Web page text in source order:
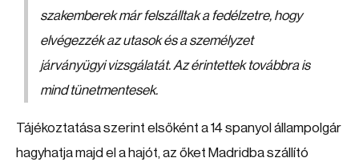
szakemberek már felszálltak a fedélzetre, hogy
elvégezzék az utasok és a személyzet
járványügyi vizsgálatát. Az érintettek továbbra is
mind tünetmentesek.
Tájékoztatása szerint elsőként a 14 spanyol állampolgár
hagyhatja majd el a hajót, az őket Madridba szállító